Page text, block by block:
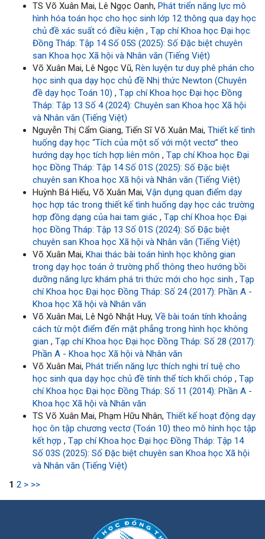
TS Võ Xuân Mai, Lê Ngọc Oanh, Phát triển năng lực mô
hình hóa toán học cho học sinh lớp 12 thông qua dạy học
chủ đề xác suất có điều kiện , Tạp chí Khoa học Đại học
Đồng Tháp: Tập 14 Số 05S (2025): Số Đặc biệt chuyên
san Khoa học Xã hội và Nhân văn (Tiếng Việt)
Võ Xuân Mai, Lê Ngọc Vũ, Rèn luyện tư duy phê phán cho
học sinh qua dạy học chủ đề Nhị thức Newton (Chuyên
đề dạy học Toán 10) , Tạp chí Khoa học Đại học Đồng
Tháp: Tập 13 Số 4 (2024): Chuyên san Khoa học Xã hội
và Nhân văn (Tiếng Việt)
Nguyễn Thị Cẩm Giang, Tiến Sĩ Võ Xuân Mai, Thiết kế tình
huống dạy học “Tích của một số với một vectơ” theo
hướng dạy học tích hợp liên môn , Tạp chí Khoa học Đại
học Đồng Tháp: Tập 14 Số 01S (2025): Số Đặc biệt
chuyên san Khoa học Xã hội và Nhân văn (Tiếng Việt)
Huỳnh Bá Hiếu, Võ Xuân Mai, Vận dụng quan điểm dạy
học hợp tác trong thiết kế tình huống dạy học các trường
hợp đồng dạng của hai tam giác , Tạp chí Khoa học Đại
học Đồng Tháp: Tập 13 Số 01S (2024): Số Đặc biệt
chuyên san Khoa học Xã hội và Nhân văn (Tiếng Việt)
Võ Xuân Mai, Khai thác bài toán hình học không gian
trong dạy học toán ở trường phổ thông theo hướng bồi
dưỡng năng lực khám phá tri thức mới cho học sinh , Tạp
chí Khoa học Đại học Đồng Tháp: Số 24 (2017): Phần A -
Khoa học Xã hội và Nhân văn
Võ Xuân Mai, Lê Ngô Nhật Huy, Về bài toán tính khoảng
cách từ một điểm đến mặt phẳng trong hình học không
gian , Tạp chí Khoa học Đại học Đồng Tháp: Số 28 (2017):
Phần A - Khoa học Xã hội và Nhân văn
Võ Xuân Mai, Phát triển năng lực thích nghi trí tuệ cho
học sinh qua dạy học chủ đề tính thể tích khối chóp , Tạp
chí Khoa học Đại học Đồng Tháp: Số 11 (2014): Phần A -
Khoa học Xã hội và Nhân văn
TS Võ Xuân Mai, Phạm Hữu Nhân, Thiết kế hoạt động dạy
học ôn tập chương vectơ (Toán 10) theo mô hình học tập
kết hợp , Tạp chí Khoa học Đại học Đồng Tháp: Tập 14
Số 03S (2025): Số Đặc biệt chuyên san Khoa học Xã hội
và Nhân văn (Tiếng Việt)
1 2 > >>